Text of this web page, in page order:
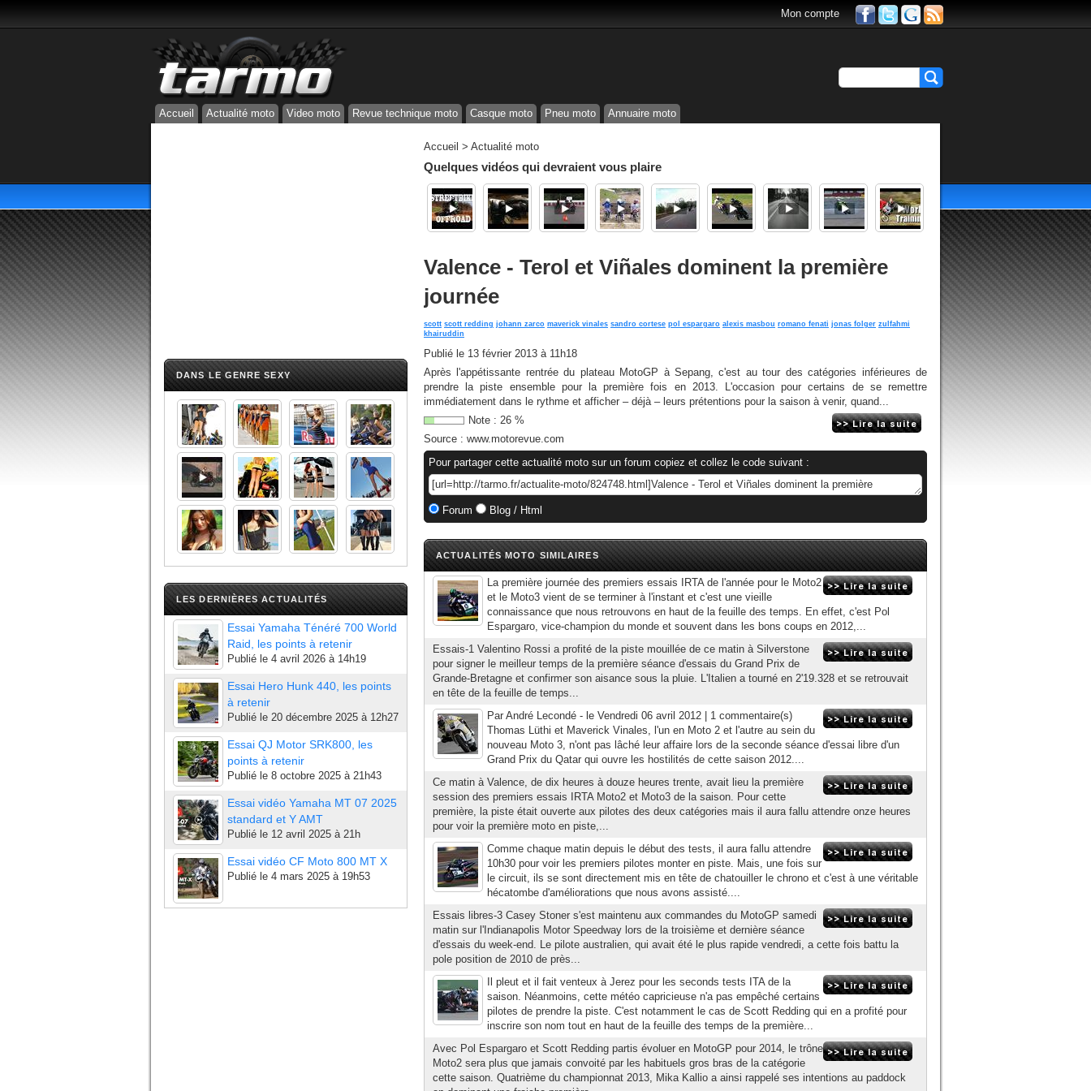
Mon compte
Accueil Actualité moto Video moto Revue technique moto Casque moto Pneu moto Annuaire moto
DANS LE GENRE SEXY
LES DERNIÈRES ACTUALITÉS
Essai Yamaha Ténéré 700 World
Raid, les points à retenir
Publié le 4 avril 2026 à 14h19
Essai Hero Hunk 440, les points
à retenir
Publié le 20 décembre 2025 à 12h27
Essai QJ Motor SRK800, les
points à retenir
Publié le 8 octobre 2025 à 21h43
Essai vidéo Yamaha MT 07 2025
standard et Y AMT
Publié le 12 avril 2025 à 21h
Essai vidéo CF Moto 800 MT X
Publié le 4 mars 2025 à 19h53
Accueil > Actualité moto
Quelques vidéos qui devraient vous plaire
Valence - Terol et Viñales dominent la première
journée
scott scott redding johann zarco maverick vinales sandro cortese pol espargaro alexis masbou romano fenati jonas folger zulfahmi
khairuddin
Publié le 13 février 2013 à 11h18
Après l'appétissante rentrée du plateau MotoGP à Sepang, c'est au tour des catégories inférieures de
prendre la piste ensemble pour la première fois en 2013. L'occasion pour certains de se remettre
immédiatement dans le rythme et afficher – déjà – leurs prétentions pour la saison à venir, quand...
Note : 26 %
Source : www.motorevue.com
Pour partager cette actualité moto sur un forum copiez et collez le code suivant :
Forum Blog / Html
ACTUALITÉS MOTO SIMILAIRES
La première journée des premiers essais IRTA de l'année pour le Moto2
et le Moto3 vient de se terminer à l'instant et c'est une vieille
connaissance que nous retrouvons en haut de la feuille des temps. En effet, c'est Pol
Espargaro, vice-champion du monde et souvent dans les bons coups en 2012,...
Essais-1 Valentino Rossi a profité de la piste mouillée de ce matin à Silverstone
pour signer le meilleur temps de la première séance d'essais du Grand Prix de
Grande-Bretagne et confirmer son aisance sous la pluie. L'Italien a tourné en 2'19.328 et se retrouvait
en tête de la feuille de temps...
Par André Lecondé - le Vendredi 06 avril 2012 | 1 commentaire(s)
Thomas Lüthi et Maverick Vinales, l'un en Moto 2 et l'autre au sein du
nouveau Moto 3, n'ont pas lâché leur affaire lors de la seconde séance d'essai libre d'un
Grand Prix du Qatar qui ouvre les hostilités de cette saison 2012....
Ce matin à Valence, de dix heures à douze heures trente, avait lieu la première
session des premiers essais IRTA Moto2 et Moto3 de la saison. Pour cette
première, la piste était ouverte aux pilotes des deux catégories mais il aura fallu attendre onze heures
pour voir la première moto en piste,...
Comme chaque matin depuis le début des tests, il aura fallu attendre
10h30 pour voir les premiers pilotes monter en piste. Mais, une fois sur
le circuit, ils se sont directement mis en tête de chatouiller le chrono et c'est à une véritable
hécatombe d'améliorations que nous avons assisté....
Essais libres-3 Casey Stoner s'est maintenu aux commandes du MotoGP samedi
matin sur l'Indianapolis Motor Speedway lors de la troisième et dernière séance
d'essais du week-end. Le pilote australien, qui avait été le plus rapide vendredi, a cette fois battu la
pole position de 2010 de près...
Il pleut et il fait venteux à Jerez pour les seconds tests ITA de la
saison. Néanmoins, cette météo capricieuse n'a pas empêché certains
pilotes de prendre la piste. C'est notamment le cas de Scott Redding qui en a profité pour
inscrire son nom tout en haut de la feuille des temps de la première...
Avec Pol Espargaro et Scott Redding partis évoluer en MotoGP pour 2014, le trône
Moto2 sera plus que jamais convoité par les habituels gros bras de la catégorie
cette saison. Quatrième du championnat 2013, Mika Kallio a ainsi rappelé ses intentions au paddock